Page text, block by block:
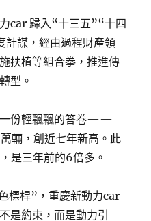
car 歸入“十三五”“十四
計謀，經由過程財產領
扶植等組合拳，推進傳
型。
一份輕飄飄的答卷——
輛，創近七年新高。此
是三年前的6倍多。
標桿”，重慶新動力car
是約束，而是動力引